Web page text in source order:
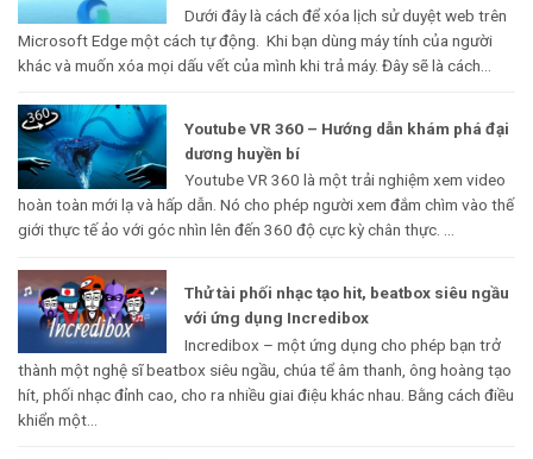
Dưới đây là cách để xóa lịch sử duyệt web trên
Microsoft Edge một cách tự động. Khi bạn dùng máy tính của người
khác và muốn xóa mọi dấu vết của mình khi trả máy. Đây sẽ là cách...
Youtube VR 360 – Hướng dẫn khám phá đại
dương huyền bí
Youtube VR 360 là một trải nghiệm xem video
hoàn toàn mới lạ và hấp dẫn. Nó cho phép người xem đắm chìm vào thế
giới thực tế ảo với góc nhìn lên đến 360 độ cực kỳ chân thực. ...
Thử tài phối nhạc tạo hit, beatbox siêu ngầu
với ứng dụng Incredibox
Incredibox – một ứng dụng cho phép bạn trở
thành một nghệ sĩ beatbox siêu ngầu, chúa tể âm thanh, ông hoàng tạo
hít, phối nhạc đỉnh cao, cho ra nhiều giai điệu khác nhau. Bằng cách điều
khiển một...